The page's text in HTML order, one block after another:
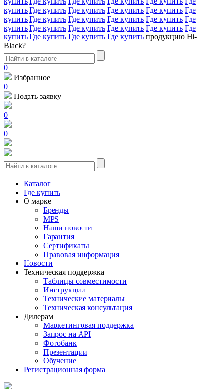
купить Где купить Где купить Где купить Где купить Где
купить Где купить Где купить Где купить Где купить Где
купить Где купить Где купить Где купить Где купить Где
купить Где купить Где купить Где купить продукцию Hi-
Black?
0
Избранное
0
Подать заявку
0
0
Каталог
Где купить
О марке
Бренды
MPS
Наши новости
Гарантия
Сертификаты
Правовая информация
Новости
Техническая поддержка
Таблицы совместимости
Инструкции
Технические материалы
Техническая консультация
Дилерам
Маркетинговая поддержка
Запрос на API
Фотобанк
Презентации
Обучение
Регистрационная форма